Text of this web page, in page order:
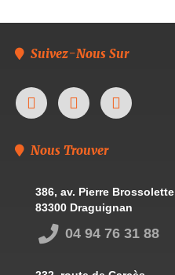
Suivez-Nous Sur
Nous Trouver
386, av. Pierre Brossolette
83300 Draguignan
04 94 76 31 88